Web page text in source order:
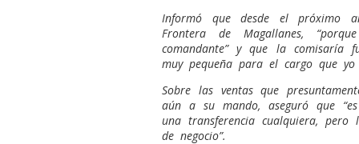
Informó que desde el próximo
Frontera de Magallanes,
comandante” y que la comisaría
muy pequeña para el cargo que yo
Sobre las ventas que
aún a su mando, aseguró que
una transferencia cualquiera,
de negocio”.